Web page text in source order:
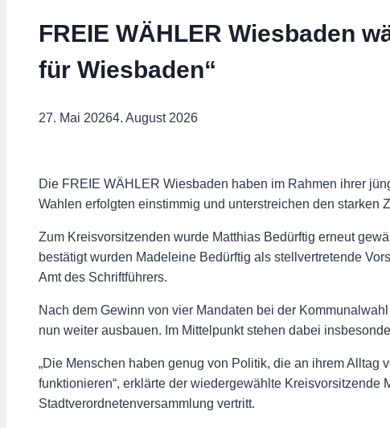
FREIE WÄHLER Wiesbaden
für Wiesbaden“
27. Mai 20264. August 2026
Die FREIE WÄHLER Wiesbaden haben im Rahmen ihrer
Wahlen erfolgten einstimmig und unterstreichen den
Zum Kreisvorsitzenden wurde Matthias Bedürftig erneut
bestätigt wurden Madeleine Bedürftig als stellvertretende
Amt des Schriftführers.
Nach dem Gewinn von vier Mandaten bei der
nun weiter ausbauen. Im Mittelpunkt stehen dabei
„Die Menschen haben genug von Politik, die an ihrem
funktionieren“, erklärte der wiedergewählte
Stadtverordnetenversammlung vertritt.